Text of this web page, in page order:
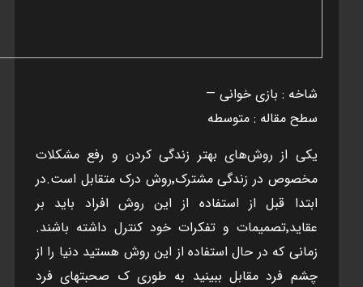
شاخه : بازی خوانی —
سطح مقاله : متوسطه
یکی از روش‌های بهتر زندگی کردن و رفع مشکلات
مخصوص در زندگی مشترک٬روش درک متقابل است.در
ابتدا قبل از استفاده از این روش افراد باید بر
عقاید٬تصمیمات و تفکرات خود کنترل داشته باشند.
زمانی که در حال استفاده از این روش هستید دنیا را از
چشم فرد مقابل ببینید به طوری ک صحبتهای فرد